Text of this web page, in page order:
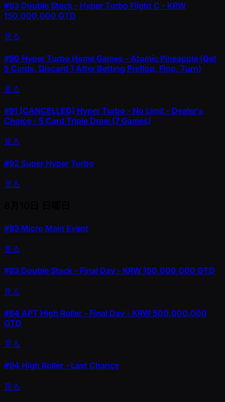
#83 Double Stack - Hyper Turbo Flight C - KRW
150,000,000 GTD
見る
#90 Hyper Turbo Home Games - Atomic Pineapple (Get
5 Cards, Discard 1 After Betting Preflop, Flop, Turn)
見る
#91 [CANCELLED] Hyper Turbo - No Limit - Dealer's
Choice - 5 Card Triple Draw (7 Games)
見る
#92 Super Hyper Turbo
見る
#93 Micro Main Event
見る
#83 Double Stack - Final Day - KRW 150,000,000 GTD
見る
#84 APT High Roller - Final Day - KRW 500,000,000
GTD
見る
#94 High Roller - Last Chance
見る